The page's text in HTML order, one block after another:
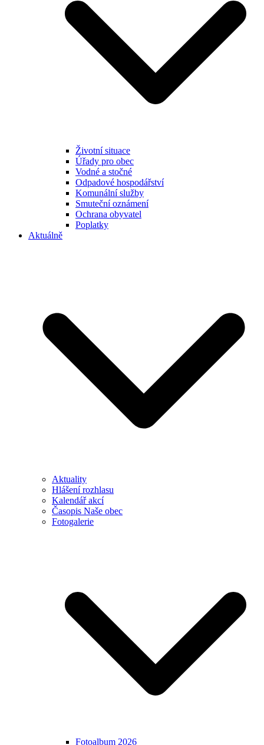
Životní situace
Úřady pro obec
Vodné a stočné
Odpadové hospodářství
Komunální služby
Smuteční oznámení
Ochrana obyvatel
Poplatky
Aktuálně
Aktuality
Hlášení rozhlasu
Kalendář akcí
Časopis Naše obec
Fotogalerie
Fotoalbum 2026